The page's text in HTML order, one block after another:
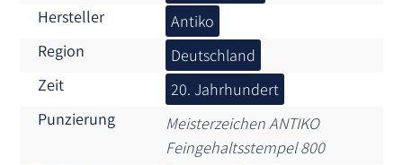
Hersteller
Antiko
Region
Deutschland
Zeit
20. Jahrhundert
Punzierung
Meisterzeichen ANTIKO
Feingehaltsstempel 800